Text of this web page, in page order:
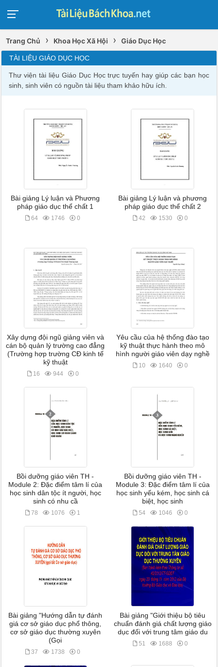
Trang Chủ › Khoa Học Xã Hội › Giáo Dục Học
TÀI LIỆU GIÁO DỤC HỌC
Thư viện tài liệu Giáo Dục Học trực tuyến hay giúp các bạn học
sinh, sinh viên có nguồn tài liệu tham khảo hữu ích.
Bài giảng Lý luận và Phương
pháp giáo dục thể chất 1
64 1746 0
Bài giảng Lý luận và phương
pháp giáo dục thể chất 2
42 1530 0
Xây dựng đội ngũ giảng viên và
cán bộ quản lý trường cao đẳng
(Trường hợp trường CĐ kinh tế
kỹ thuật
16 944 0
Yêu cầu của hệ thống đào tạo
kỹ thuật thực hành theo mô
hình người giáo viên dạy nghề
10 1640 0
Bồi dưỡng giáo viên TH -
Module 2: Đặc điểm tâm lí của
học sinh dân tộc ít người, học
sinh có nhu cầ
78 1076 1
Bồi dưỡng giáo viên TH -
Module 3: Đặc điểm tâm lí của
học sinh yếu kém, học sinh cá
biệt, học sinh
54 1046 0
Bài giảng "Hướng dẫn tự đánh
giá cơ sở giáo dục phổ thông,
cơ sở giáo dục thường xuyên
(Gọi
37 1738 0
Bài giảng "Giới thiệu bộ tiêu
chuẩn đánh giá chất lượng giáo
dục đối với trung tâm giáo du
51 1688 0